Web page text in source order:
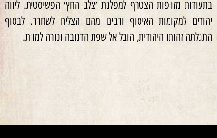
בתעודות מזויפות הצטרף למפלגת ׳צלב החץ׳ הפשיסטית. ליווה
יהודים למקומות האיסוף ורבים מהם הצליח לשחרר. לבסוף
התגלתה זהותו היהודית, הובל אל שפת הדנובה ונורה למוות.